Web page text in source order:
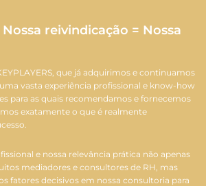
reivindicação = Nossa
que já adquirimos e continuamos
vasta experiência profissional e know-how
para as quais recomendamos e fornecemos
exatamente o que é realmente
e nossa relevância prática não apenas
mediadores e consultores de RH, mas
fatores decisivos em nossa consultoria para